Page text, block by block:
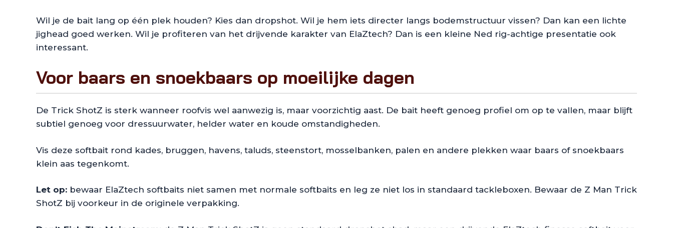
Wil je de bait lang op één plek houden? Kies dan dropshot. Wil je hem iets directer langs bodemstructuur vissen? Dan kan een lichte
jighead goed werken. Wil je profiteren van het drijvende karakter van ElaZtech? Dan is een kleine Ned rig-achtige presentatie ook
interessant.
Voor baars en snoekbaars op moeilijke dagen
De Trick ShotZ is sterk wanneer roofvis wel aanwezig is, maar voorzichtig aast. De bait heeft genoeg profiel om op te vallen, maar blijft
subtiel genoeg voor dressuurwater, helder water en koude omstandigheden.
Vis deze softbait rond kades, bruggen, havens, taluds, steenstort, mosselbanken, palen en andere plekken waar baars of snoekbaars
klein aas tegenkomt.
Let op: bewaar ElaZtech softbaits niet samen met normale softbaits en leg ze niet los in standaard tackleboxen. Bewaar de Z Man Trick
ShotZ bij voorkeur in de originele verpakking.